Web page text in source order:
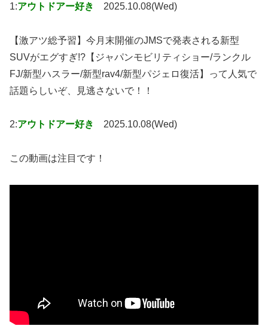
1:アウトドアー好き 2025.10.08(Wed)
【激アツ総予習】今月末開催のJMSで発表される新型
SUVがエグすぎ!?【ジャパンモビリティショー/ランクル
FJ/新型ハスラー/新型rav4/新型パジェロ復活】って人気で
話題らしいぞ、見逃さないで！！
2:アウトドアー好き 2025.10.08(Wed)
この動画は注目です！